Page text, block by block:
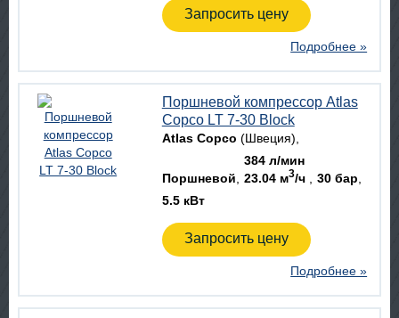
Запросить цену
Подробнее »
Поршневой компрессор Atlas
Copco LT 7-30 Block
Atlas Copco (Швеция)
Поршневой
384 л/мин
23.04 м3/ч
30 бар
5.5 кВт
Запросить цену
Подробнее »